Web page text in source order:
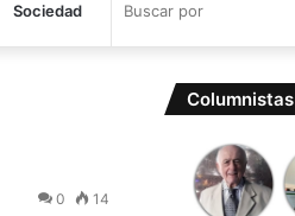
Sociedad
0 14
Columnistas